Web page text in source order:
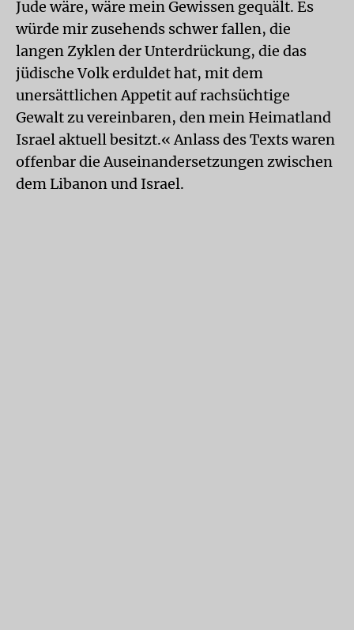
Jude wäre, wäre mein Gewissen gequält. Es
würde mir zusehends schwer fallen, die
langen Zyklen der Unterdrückung, die das
jüdische Volk erduldet hat, mit dem
unersättlichen Appetit auf rachsüchtige
Gewalt zu vereinbaren, den mein Heimatland
Israel aktuell besitzt.« Anlass des Texts waren
offenbar die Auseinandersetzungen zwischen
dem Libanon und Israel.